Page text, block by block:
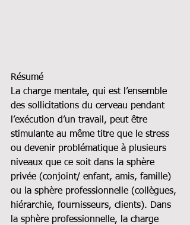
Résumé
La charge mentale, qui est l’ensemble
des sollicitations du cerveau pendant
l’exécution d’un travail, peut être
stimulante au même titre que le stress
ou devenir problématique à plusieurs
niveaux que ce soit dans la sphère
privée (conjoint/ enfant, amis, famille)
ou la sphère professionnelle (collègues,
hiérarchie, fournisseurs, clients). Dans
la sphère professionnelle, la charge